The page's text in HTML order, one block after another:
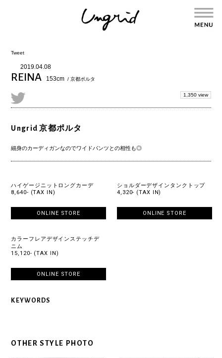
Tweet
2019.04.08
REINA 153cm / 京都ポルタ
1,350 view
Ungrid 京都ポルタ
細身のカーディガンなのでワイドパンツとの相性も◎
ハイゲージニットロングカーデ
8,640- (TAX IN)
ONLINE STORE
ショルダーデザインタンクトップ
4,320- (TAX IN)
ONLINE STORE
カラーフレアデザインステッチデ
ニム
15,120- (TAX IN)
ONLINE STORE
KEYWORDS
OTHER STYLE PHOTO